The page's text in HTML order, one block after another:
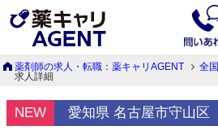
薬剤師の求人・転職：薬キャリAGENT 全国
求人詳細
NEW 愛知県 名古屋市守山区